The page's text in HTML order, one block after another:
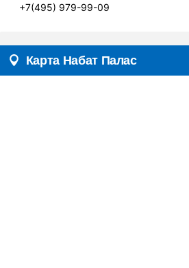
+7(495) 979-99-09
Карта Набат Палас